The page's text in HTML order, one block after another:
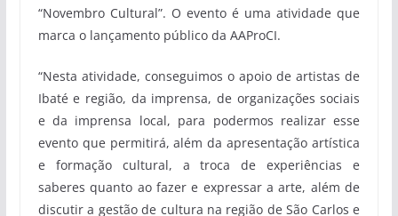
“Novembro Cultural”. O evento é uma atividade que
marca o lançamento público da AAProCI.
“Nesta atividade, conseguimos o apoio de artistas de
Ibaté e região, da imprensa, de organizações sociais
e da imprensa local, para podermos realizar esse
evento que permitirá, além da apresentação artística
e formação cultural, a troca de experiências e
saberes quanto ao fazer e expressar a arte, além de
discutir a gestão de cultura na região de São Carlos e